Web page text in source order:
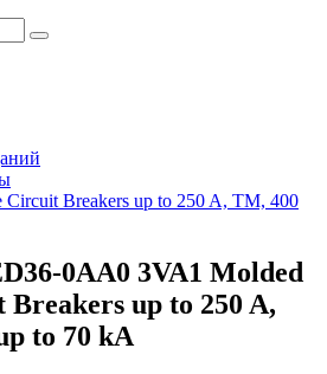
Circuit Breakers up to 250 A, TM, 400
0AA0 3VA1 Molded
Breakers up to 250 A,
to 70 kA